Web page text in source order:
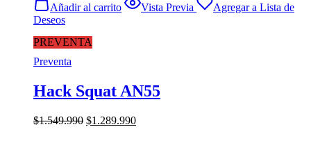
PREVENTA
Añadir al carrito Vista Previa
Agregar a Lista de
Deseos
Preventa
Hack Squat AN55
$1.549.990 El
$1.289.990El